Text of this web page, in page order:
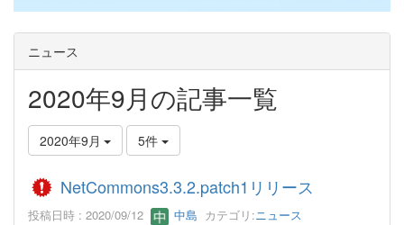
ニュース
2020年9月の記事一覧
2020年9月 5件
NetCommons3.3.2.patch1リリース
投稿日時 : 2020/09/12 中島 カテゴリ:ニュース